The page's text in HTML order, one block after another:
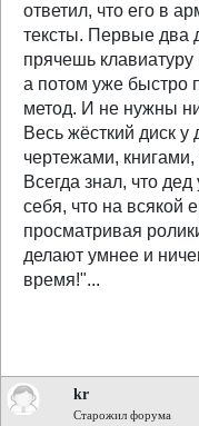
ответил, что его в
тексты. Первые два
прячешь
а потом уже быстро
метод. И не нужны
Весь жёсткий диск у
чертежами,
Всегда знал, что
себя, что на всякой
просматривая
делают умнее и
время!"...
kr
Старожил форума